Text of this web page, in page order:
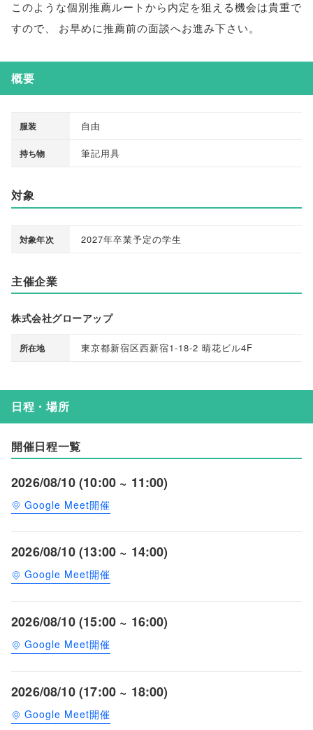
このような個別推薦ルートから内定を狙える機会は貴重で
すので、 お早めに推薦前の面談へお進み下さい。
概要
服装 自由
持ち物 筆記用具
対象
対象年次 2027年卒業予定の学生
主催企業
株式会社グローアップ
所在地 東京都新宿区西新宿1-18-2 晴花ビル4F
日程・場所
開催日程一覧
2026/08/10 (10:00 ~ 11:00)
Google Meet開催
2026/08/10 (13:00 ~ 14:00)
Google Meet開催
2026/08/10 (15:00 ~ 16:00)
Google Meet開催
2026/08/10 (17:00 ~ 18:00)
Google Meet開催